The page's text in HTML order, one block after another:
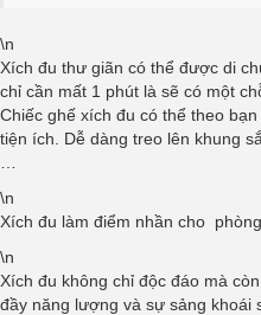
\n
Xích đu thư giãn có thể được di
chỉ cần mất 1 phút là sẽ có một
Chiếc ghế xích đu có thể theo
tiện ích. Dễ dàng treo lên khung
\n
Xích đu làm điểm nhần cho
\n
Xích đu không chỉ độc đáo mà
đầy năng lượng và sự sảng khoái